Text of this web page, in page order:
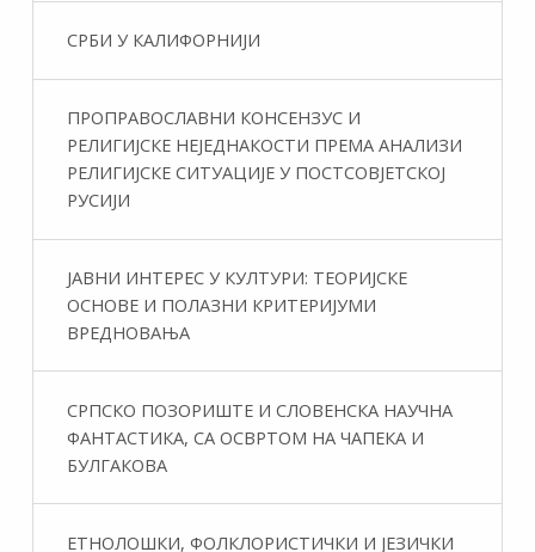
СРБИ У КАЛИФОРНИЈИ
ПРОПРАВОСЛАВНИ КОНСЕНЗУС И
РЕЛИГИЈСКЕ НЕЈЕДНАКОСТИ ПРЕМА АНАЛИЗИ
РЕЛИГИЈСКЕ СИТУАЦИЈЕ У ПОСТСОВЈЕТСКОЈ
РУСИЈИ
ЈАВНИ ИНТЕРЕС У КУЛТУРИ: ТЕОРИЈСКЕ
ОСНОВЕ И ПОЛАЗНИ КРИТЕРИЈУМИ
ВРЕДНОВАЊА
СРПСКО ПОЗОРИШТЕ И СЛОВЕНСКА НАУЧНА
ФАНТАСТИКA, СА ОСВРТОМ НА ЧАПЕКА И
БУЛГАКОВА
ЕТНОЛОШКИ, ФОЛКЛОРИСТИЧКИ И ЈЕЗИЧКИ